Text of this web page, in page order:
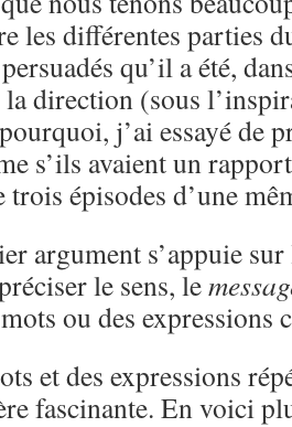
les différentes parties
qu’il a été,
la direction (sous
j’ai essayé de
s’ils avaient un
trois épisodes d’une
argument s’appuie
le sens, le
ou des expressions
et des expressions
fascinante. En voici